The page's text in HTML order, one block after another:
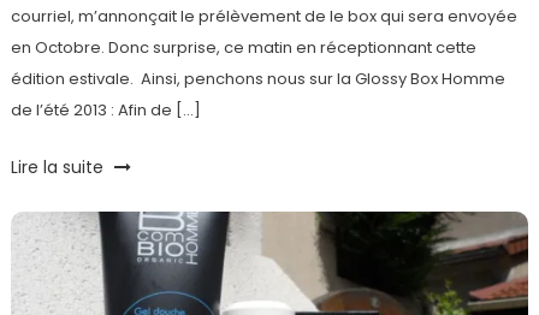
courriel, m’annonçait le prélèvement de le box qui sera envoyée
en Octobre. Donc surprise, ce matin en réceptionnant cette
édition estivale. Ainsi, penchons nous sur la Glossy Box Homme
de l’été 2013 : Afin de […]
Tagged
Big
Moustache ,
box ,
Dentifrice
Lire la suite